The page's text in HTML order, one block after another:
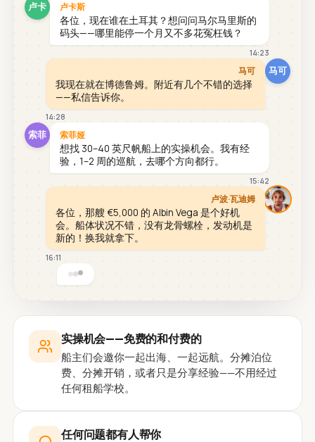
卢卡 卢卡斯
各位，现在谁在土耳其？想问问马尔马里斯的
码头——哪里能停一个月又不多花冤枉钱？
14:23
马可
马可
我现在就在博德鲁姆。附近有几个不错的选择
——私信告诉你。
14:28
索菲 索菲娅
想找 30–40 英尺帆船上的实操机会。我有经
验，1–2 周的巡航，去哪个方向都行。
15:42
卢波·瓦迪姆
各位，那艘 €5,000 的 Albin Vega 是个好机
会。船体状况不错，没有龙骨螺栓，发动机是
新的！换我就拿下。
16:11
实操机会——免费的和付费的
船主们会邀你一起出海、一起远航。分摊泊位
费、分摊开销，或者只是分享经验——不用经过
任何租船学校。
任何问题都有人帮你